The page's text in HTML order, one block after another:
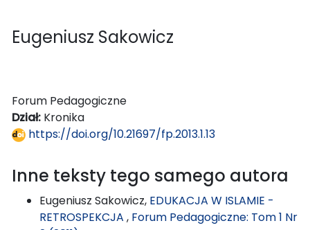
Eugeniusz Sakowicz
Forum Pedagogiczne
Dział: Kronika
https://doi.org/10.21697/fp.2013.1.13
Inne teksty tego samego autora
Eugeniusz Sakowicz, EDUKACJA W ISLAMIE -
RETROSPEKCJA , Forum Pedagogiczne: Tom 1 Nr